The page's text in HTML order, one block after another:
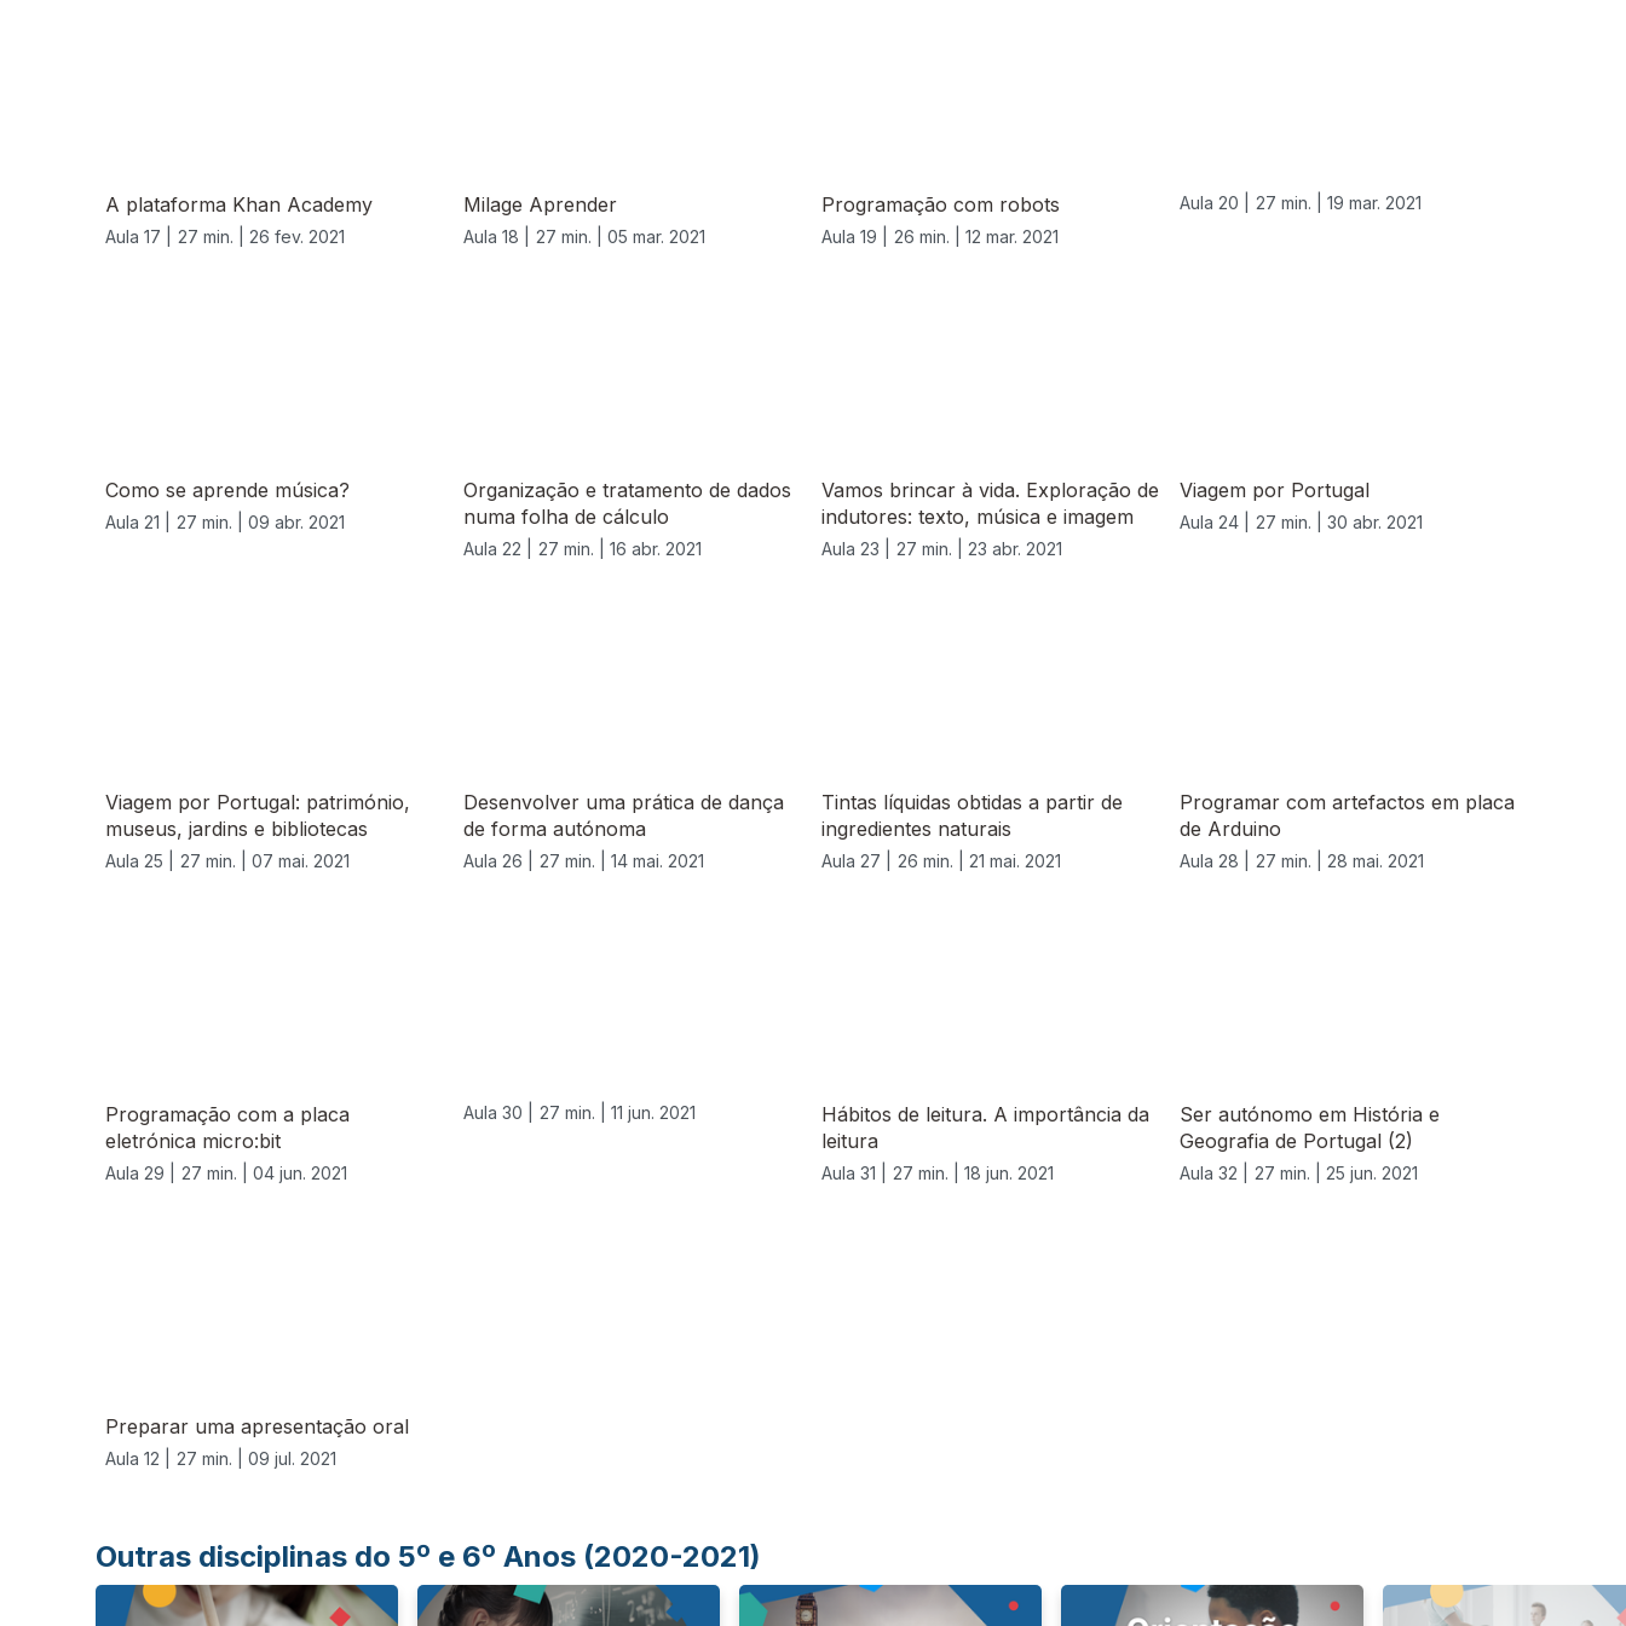
A plataforma Khan Academy
Aula 17 | 27 min. | 26 fev. 2021
Milage Aprender
Aula 18 | 27 min. | 05 mar. 2021
Programação com robots
Aula 19 | 26 min. | 12 mar. 2021
Aula 20 | 27 min. | 19 mar. 2021
Como se aprende música?
Aula 21 | 27 min. | 09 abr. 2021
Organização e tratamento de dados
numa folha de cálculo
Aula 22 | 27 min. | 16 abr. 2021
Vamos brincar à vida. Exploração de
indutores: texto, música e imagem
Aula 23 | 27 min. | 23 abr. 2021
Viagem por Portugal
Aula 24 | 27 min. | 30 abr. 2021
Viagem por Portugal: património,
museus, jardins e bibliotecas
Aula 25 | 27 min. | 07 mai. 2021
Desenvolver uma prática de dança
de forma autónoma
Aula 26 | 27 min. | 14 mai. 2021
Tintas líquidas obtidas a partir de
ingredientes naturais
Aula 27 | 26 min. | 21 mai. 2021
Programar com artefactos em placa
de Arduino
Aula 28 | 27 min. | 28 mai. 2021
Programação com a placa
eletrónica micro:bit
Aula 29 | 27 min. | 04 jun. 2021
Aula 30 | 27 min. | 11 jun. 2021
Hábitos de leitura. A importância da
leitura
Aula 31 | 27 min. | 18 jun. 2021
Ser autónomo em História e
Geografia de Portugal (2)
Aula 32 | 27 min. | 25 jun. 2021
Preparar uma apresentação oral
Aula 12 | 27 min. | 09 jul. 2021
Outras disciplinas do 5º e 6º Anos (2020-2021)